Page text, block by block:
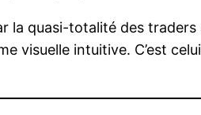
quasi-totalité des traders
visuelle intuitive. C’est